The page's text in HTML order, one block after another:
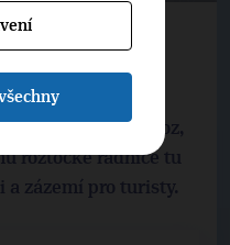
vznikne
Vltavy přiráží přívoz,
roztocké radnice tu
zázemí pro turisty.